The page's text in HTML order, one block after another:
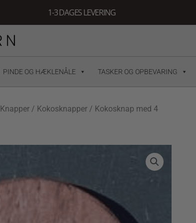
1-3 DAGES LEVERING
PINDE OG HÆKLENÅLE TASKER OG OPBEVARING
Knapper / Kokosknapper / Kokosknap med 4